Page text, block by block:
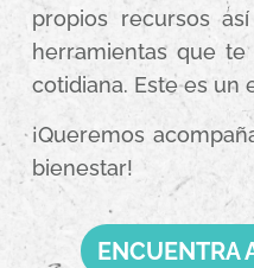
propios recursos
herramientas que
cotidiana. Este es un
¡Queremos
bienestar!
ENCUENTRA